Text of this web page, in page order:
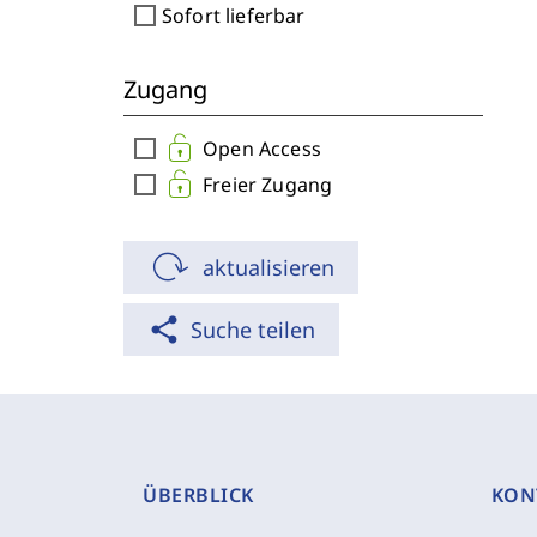
check_box_outline_blank Sofort lieferbar
Zugang
check_box_outline_blank Open Access
check_box_outline_blank Freier Zugang
aktualisieren
share Suche teilen
ÜBERBLICK